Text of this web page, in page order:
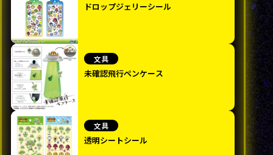
ドロップジェリーシール
文具
未確認飛行ペンケース
文具
透明シートシール